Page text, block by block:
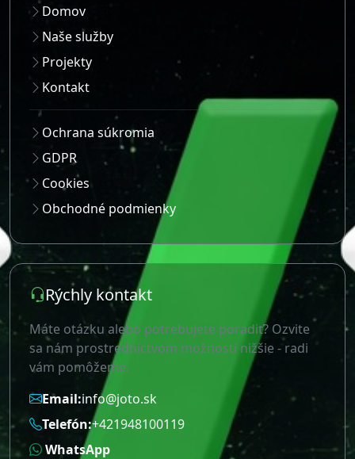
Domov
Naše služby
Projekty
Kontakt
Ochrana súkromia
GDPR
Cookies
Obchodné podmienky
Rýchly kontakt
Máte otázku alebo potrebujete poradiť? Ozvite
sa nám prostredníctvom možností nižšie - radi
vám pomôžeme.
Email:info@joto.sk
Telefón:+421948100119
WhatsApp